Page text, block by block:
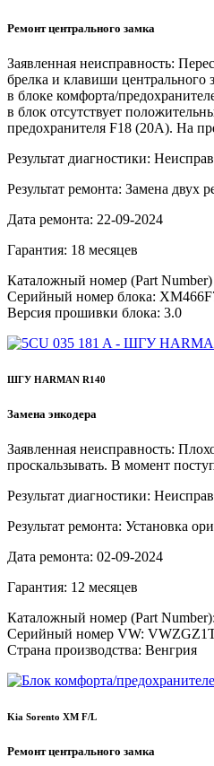
Ремонт центрального замка
Заявленная неисправность:
брелка и клавиши центрального
в блоке комфорта/
в блок отсутствует
предохранителя F18 (20A). На
Результат диагностики:
Результат ремонта: Замена двух
Дата ремонта: 22-09-2024
Гарантия: 18 месяцев
Каталожный номер (Part Number)
Серийный номер блока:
Версия прошивки блока: 3.0
ШГУ HARMAN R140
Замена энкодера
Заявленная неисправность:
проскальзывать. В момент
Результат диагностики:
Результат ремонта: Установка
Дата ремонта: 02-09-2024
Гарантия: 12 месяцев
Каталожный номер (Part Number):
Серийный номер VW:
Страна производства: Венгрия
Kia Sorento XM F/L
Ремонт центрального замка